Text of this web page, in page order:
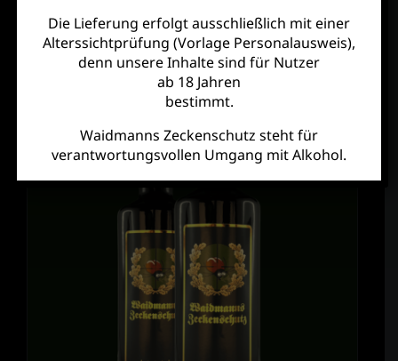
Die Lieferung erfolgt ausschließlich mit einer
Alterssichtprüfung (Vorlage Personalausweis),
denn unsere Inhalte sind für Nutzer
ab 18 Jahren
bestimmt.
Waidmanns Zeckenschutz steht für
verantwortungsvollen Umgang mit Alkohol.